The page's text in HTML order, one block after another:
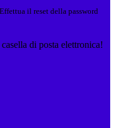
il reset della password
di posta elettronica!